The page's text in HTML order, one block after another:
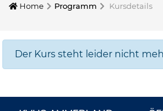
Home Programm Kursdetails
Der Kurs steht leider nicht